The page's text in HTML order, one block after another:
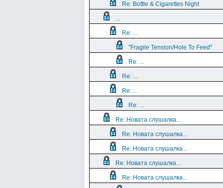
Re: Bottle & Cigarettes Night
...
Re: ...
"Fragile Tension/Hole To Feed"
Re: ...
Re: ...
Re: ...
Re: ...
Re: Новата слушалка...
Re: Новата слушалка...
Re: Новата слушалка...
Re: Новата слушалка...
Re: Новата слушалка...